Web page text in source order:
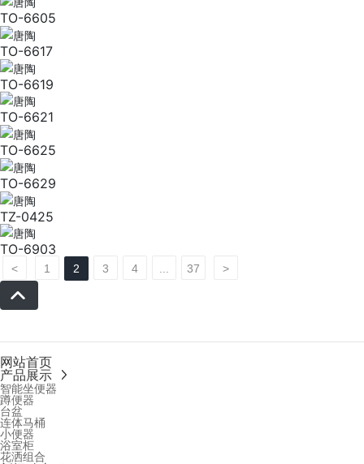
TO-6605
TO-6617
TO-6619
TO-6621
TO-6625
TO-6629
TZ-0425
TO-6903
< 1 2 3 4 37 >
网站首页
产品展示
智能坐便器
蹲便器
台盆
连体马桶
小便器
浴室柜
花洒组合